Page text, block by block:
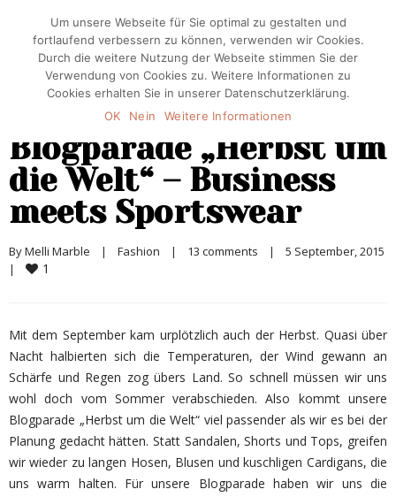
Blogparade „Herbst um
die Welt“ – Business
meets Sportswear
By Melli Marble | Fashion | 13 comments |
|
1
Mit dem September kam urplötzlich auch der Herbst. Quasi über
Nacht halbierten sich die Temperaturen, der Wind gewann an
Schärfe und Regen zog übers Land. So schnell müssen wir uns
wohl doch vom Sommer verabschieden. Also kommt unsere
Blogparade „Herbst um die Welt“ viel passender als wir es bei der
Planung gedacht hätten. Statt Sandalen, Shorts und Tops, greifen
wir wieder zu langen Hosen, Blusen und kuschligen Cardigans, die
uns warm halten. Für unsere Blogparade haben wir uns die
Um unsere Webseite für Sie optimal zu gestalten und
fortlaufend verbessern zu können, verwenden wir Cookies.
Durch die weitere Nutzung der Webseite stimmen Sie der
Verwendung von Cookies zu. Weitere Informationen zu
Cookies erhalten Sie in unserer Datenschutzerklärung.
OK
Nein Weitere Informationen